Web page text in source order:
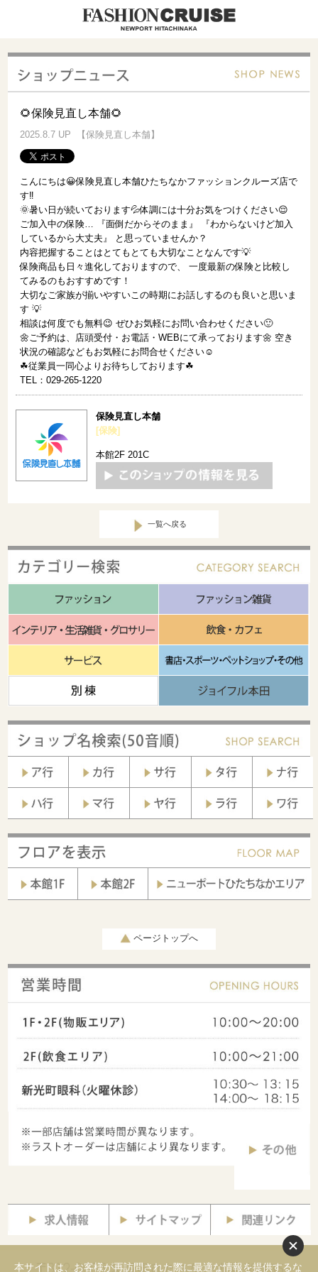
🌻保険見直し本舗🌻
2025.8.7 UP 【保険見直し本舗】
こんにちは😀保険見直し本舗ひたちなかファッションクルーズ店で
す‼️
🌞暑い日が続いております💦体調には十分お気をつけください😌
ご加入中の保険… 『面倒だからそのまま』 『わからないけど加入
しているから大丈夫』 と思っていませんか？
内容把握することはとてもとても大切なことなんです💡
保険商品も日々進化しておりますので、 一度最新の保険と比較し
てみるのもおすすめです！
大切なご家族が揃いやすいこの時期にお話しするのも良いと思いま
す 💡
相談は何度でも無料😉 ぜひお気軽にお問い合わせください🙂
🌼ご予約は、店頭受付・お電話・WEBにて承っております🌼 空き
状況の確認などもお気軽にお問合せください☺️
☘従業員一同心よりお待ちしております☘
TEL：029-265-1220
保険見直し本舗
[保険]
本館2F 201C
一覧へ戻る
ページトップへ
本サイトは、お客様が再訪問された際に最適な情報を提供するな